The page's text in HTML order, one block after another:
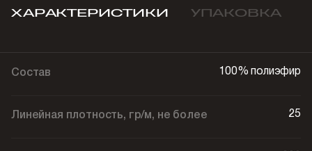
ХАРАКТЕРИСТИКИ УПАКОВКА
Состав 100% полиэфир
Линейная плотность, гр/м, не более 25